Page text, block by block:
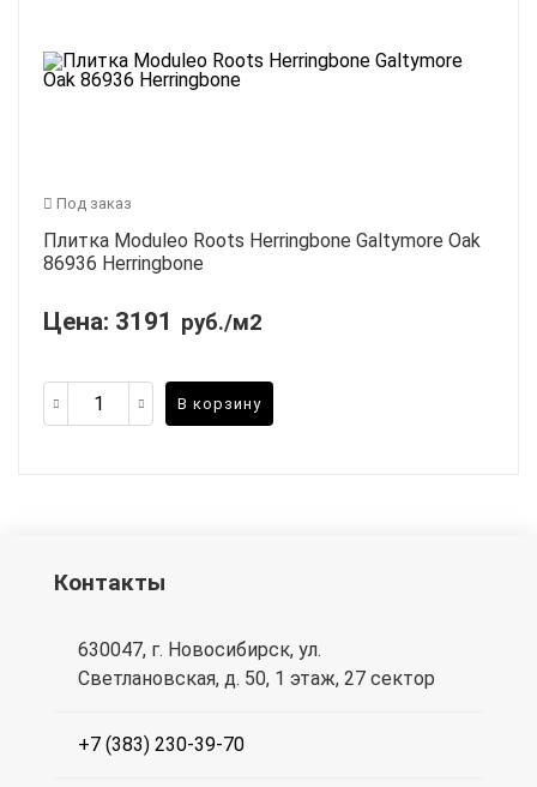
Под заказ
Плитка Moduleo Roots Herringbone Galtymore Oak
86936 Herringbone
Цена: 3191 руб./м2
В корзину
Контакты
630047, г. Новосибирск, ул.
Светлановская, д. 50, 1 этаж, 27 сектор
+7 (383) 230-39-70